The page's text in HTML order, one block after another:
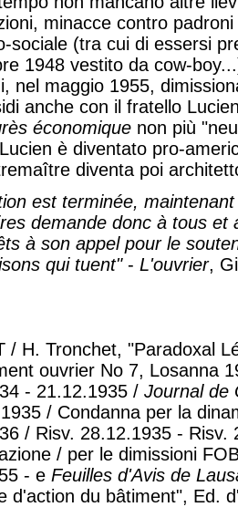
minacce contro
sociale (tra cui di essersi
1948 vestito da cow-
nel maggio 1955,
anche con il fratello
économique non più
è diventato pro-
diventa poi
est terminée,
demande donc à tous
à son appel pour le
qui tuent"- L'ouvrier,
/ H. Tronchet, "Paradoxal
ouvrier No 7, Losanna
- 21.12.1935 / Journal de
/ Condanna per la
/ Risv. 28.12.1935 -
/ per le dimissioni
- e Feuilles d'Avis de
d'action du bâtiment", Ed.